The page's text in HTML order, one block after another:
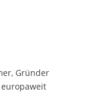
Gründer